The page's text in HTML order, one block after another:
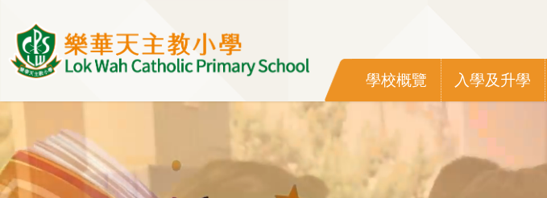
Main
navigation
學校概覽 入學及升學